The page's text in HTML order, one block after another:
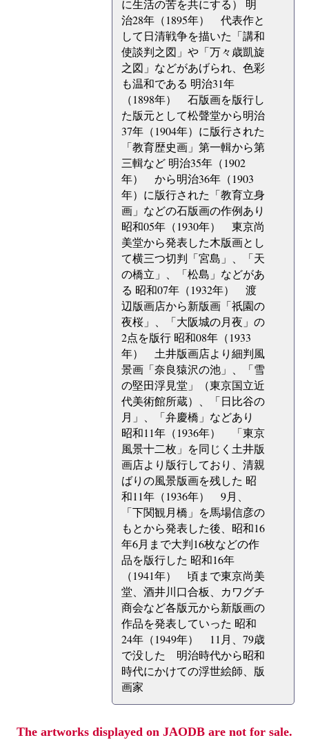
に生活の苦を共にする） 明
治28年（1895年） 代表作と
して日清戦争を描いた「講和
使談判之図」や「万々歳凱旋
之図」などがあげられ、色彩
も温和である 明治31年
（1898年） 石版画を版行し
た版元として松聲堂から明治
37年（1904年）に版行された
「教育歴史画」第一輯から第
三輯など 明治35年（1902
年） から明治36年（1903
年）に版行された「教育立身
画」などの石版画の作例あり
昭和05年（1930年） 東京尚
美堂から発表した木版画とし
て横三つ切判「宮島」、「天
の橋立」、「松島」などがあ
る 昭和07年（1932年） 渡
辺版画店から新版画「祇園の
夜桜」、「大阪城の月夜」の
2点を版行 昭和08年（1933
年） 土井版画店より細判風
景画「奈良猿沢の池」、「雪
の堅田浮見堂」（東京国立近
代美術館所蔵）、「日比谷の
月」、「弁慶橋」などあり
昭和11年（1936年） 「東京
風景十二枚」を同じく土井版
画店より版行しており、清親
ばりの風景版画を残した 昭
和11年（1936年） 9月、
「下関観月橋」を馬場信彦の
もとから発表した後、昭和16
年6月まで大判16枚などの作
品を版行した 昭和16年
（1941年） 頃まで東京尚美
堂、酒井川口合板、カワグチ
商会など各版元から新版画の
作品を発表していった 昭和
24年（1949年） 11月、79歳
で没した 明治時代から昭和
時代にかけての浮世絵師、版
画家
The artworks displayed on JAODB are not for sale.